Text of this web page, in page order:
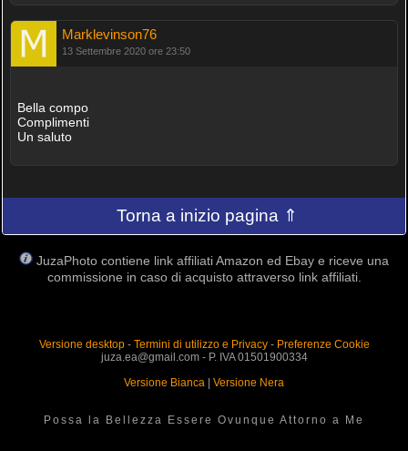
Marklevinson76
13 Settembre 2020 ore 23:50
Bella compo
Complimenti
Un saluto
Torna a inizio pagina ⇑
JuzaPhoto contiene link affiliati Amazon ed Ebay e riceve una
commissione in caso di acquisto attraverso link affiliati.
Versione desktop- Termini di utilizzo e Privacy- Preferenze Cookie
juza.ea@gmail.com - P. IVA 01501900334
Versione Bianca
Versione Nera
Possa la Bellezza Essere Ovunque Attorno a Me